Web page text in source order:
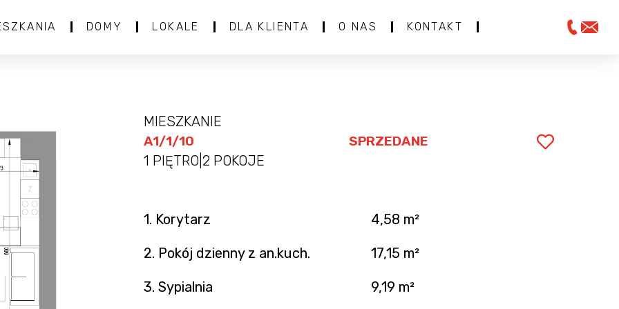
DOMY LOKALE DLA KLIENTA O NAS KONTAKT
MIESZKANIE
A1/1/10
1 PIĘTRO 2 POKOJE
SPRZEDANE
1. Korytarz 4,58 m²
2. Pokój dzienny z an.kuch. 17,15 m²
3. Sypialnia 9,19 m²